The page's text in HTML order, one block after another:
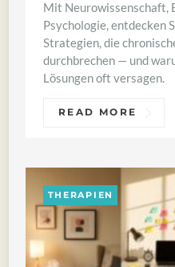
Mit Neurowissenschaft,
Psychologie, entdecken
Strategien, die
durchbrechen — und
Lösungen oft versagen.
READ MORE
THERAPIEN